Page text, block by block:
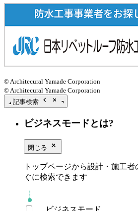
© Architecural Yamade Corporation
© Architecural Yamade Corporation
記事検索 chevron_left close_small
ビジネスモードとは?
閉じる close_small
トップページから設計・施工
ぐに検索できます